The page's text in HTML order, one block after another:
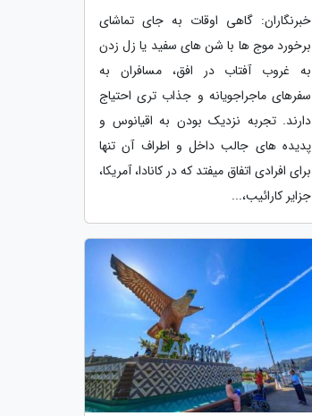
خبرنگاران: گاهی اوقات به جای تماشای
برخورد موج ها با شن های سفید یا زل زدن
به غروب آفتاب در افق، مسافران به
سفرهای ماجراجویانه و جذاب تری احتیاج
دارند. تجربه نزدیک بودن به اقیانوس و
پدیده های جالب داخل و اطراف آن تنها
برای افرادی اتفاق میفتد که در کانادا، آمریکا،
جزایر کارائیب،...